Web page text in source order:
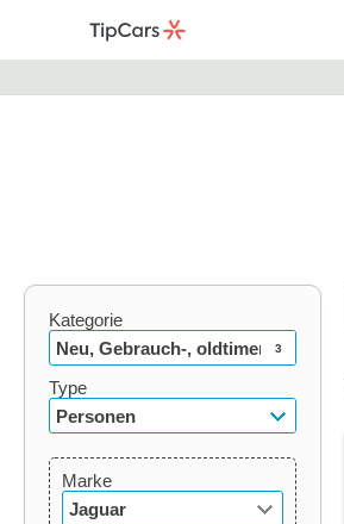
Kategorie
Neu, Gebrauch-, oldtimer
3
Type
Personen
Marke
Jaguar